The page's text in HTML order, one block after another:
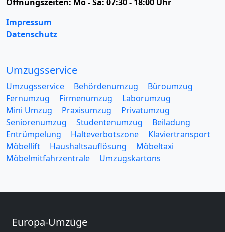
Impressum
Datenschutz
Umzugsservice
Umzugsservice Behördenumzug
Büroumzug
Fernumzug
Firmenumzug
Laborumzug
Mini Umzug
Praxisumzug
Privatumzug
Seniorenumzug
Studentenumzug
Beiladung
Entrümpelung
Halteverbotszone
Klaviertransport
Möbellift
Haushaltsauflösung
Möbeltaxi
Möbelmitfahrzentrale
Umzugskartons
Europa-Umzüge